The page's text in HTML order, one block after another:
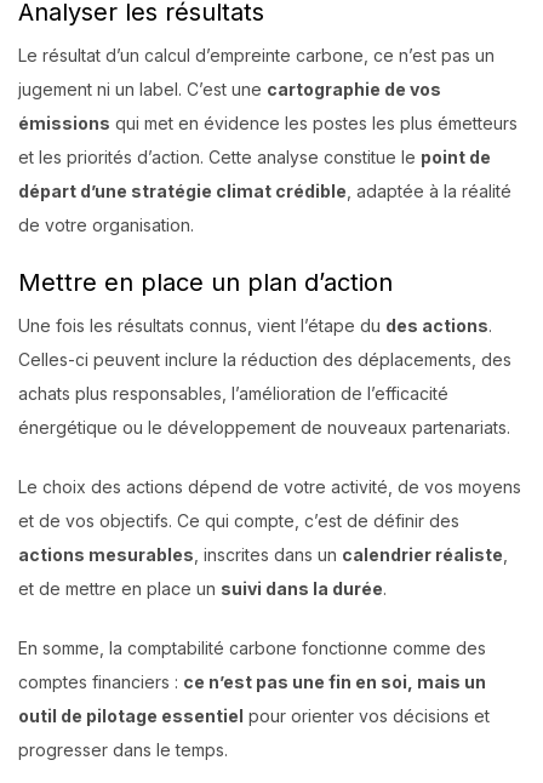
Analyser les résultats
Le résultat d’un calcul d’empreinte carbone, ce n’est pas un
jugement ni un label. C’est une cartographie de vos
émissions qui met en évidence les postes les plus émetteurs
et les priorités d’action. Cette analyse constitue le point de
départ d’une stratégie climat crédible , adaptée à la réalité
de votre organisation.
Mettre en place un plan d’action
Une fois les résultats connus, vient l’étape du des actions.
Celles-ci peuvent inclure la réduction des déplacements, des
achats plus responsables, l’amélioration de l’efficacité
énergétique ou le développement de nouveaux partenariats.
Le choix des actions dépend de votre activité, de vos moyens
et de vos objectifs. Ce qui compte, c’est de définir des
actions mesurables , inscrites dans un calendrier réaliste
et de mettre en place un suivi dans la durée.
En somme, la comptabilité carbone fonctionne comme des
comptes financiers : ce n’est pas une fin en soi, mais un
outil de pilotage essentiel pour orienter vos décisions et
progresser dans le temps.